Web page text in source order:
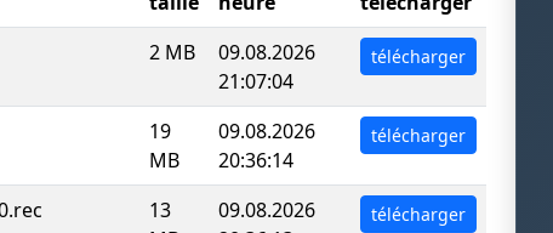
2 MB
09.08.2026
21:07:04
télécharger
19
MB
09.08.2026
20:36:14
télécharger
13
09.08.2026
télécharger